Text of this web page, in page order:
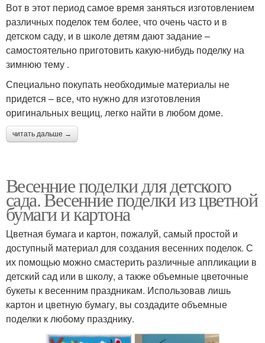
Вот в этот период самое время заняться изготовлением
различных поделок тем более, что очень часто и в
детском саду, и в школе детям дают задание –
самостоятельно приготовить какую-нибудь поделку на
зимнюю тему .
Специально покупать необходимые материалы не
придется – все, что нужно для изготовления
оригинальных вещиц, легко найти в любом доме.
читать дальше →
Весенние поделки для детского
сада. Весенние поделки из цветной
бумаги и картона
Цветная бумага и картон, пожалуй, самый простой и
доступный материал для создания весенних поделок. С
их помощью можно смастерить различные аппликации в
детский сад или в школу, а также объемные цветочные
букеты к весенним праздникам. Использовав лишь
картон и цветную бумагу, вы создадите объемные
поделки к любому празднику.